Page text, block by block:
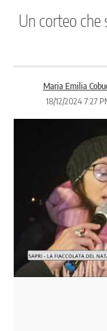
Un corteo che
Maria Emilia
18/12/2024 7:27